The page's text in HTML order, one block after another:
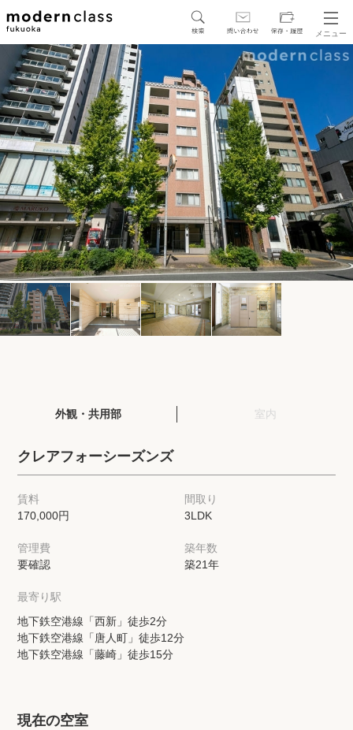
メニュー
地図から探す 駅・路線から探す
区から探す
人気エリアから探す
アクセスランキング
保存した検索条件
店舗・スタッフ紹介
希望条件を伝えてプロに探してもらう
来店予約
各種お問い合わせ
高級賃貸物件コラム
プライバシーポリシー
外観・共用部 室内
クレアフォーシーズンズ
賃料
170,000円
間取り
3LDK
管理費
要確認
築年数
築21年
最寄り駅
地下鉄空港線「西新」徒歩2分
地下鉄空港線「唐人町」徒歩12分
地下鉄空港線「藤崎」徒歩15分
現在の空室